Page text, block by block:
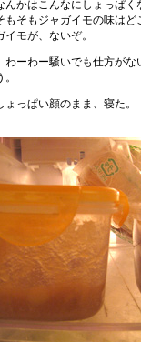
んかはこんなにしょっぱく
もそもジャガイモの味はど
イモが、ないぞ。
わーわー騒いでも仕方がな
ょっぱい顔のまま、寝た。